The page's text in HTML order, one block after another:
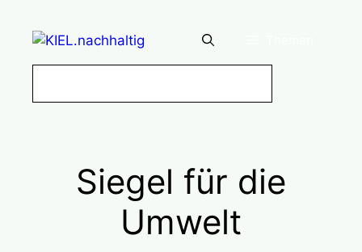
Inhalt
springen
Siegel für die
Umwelt